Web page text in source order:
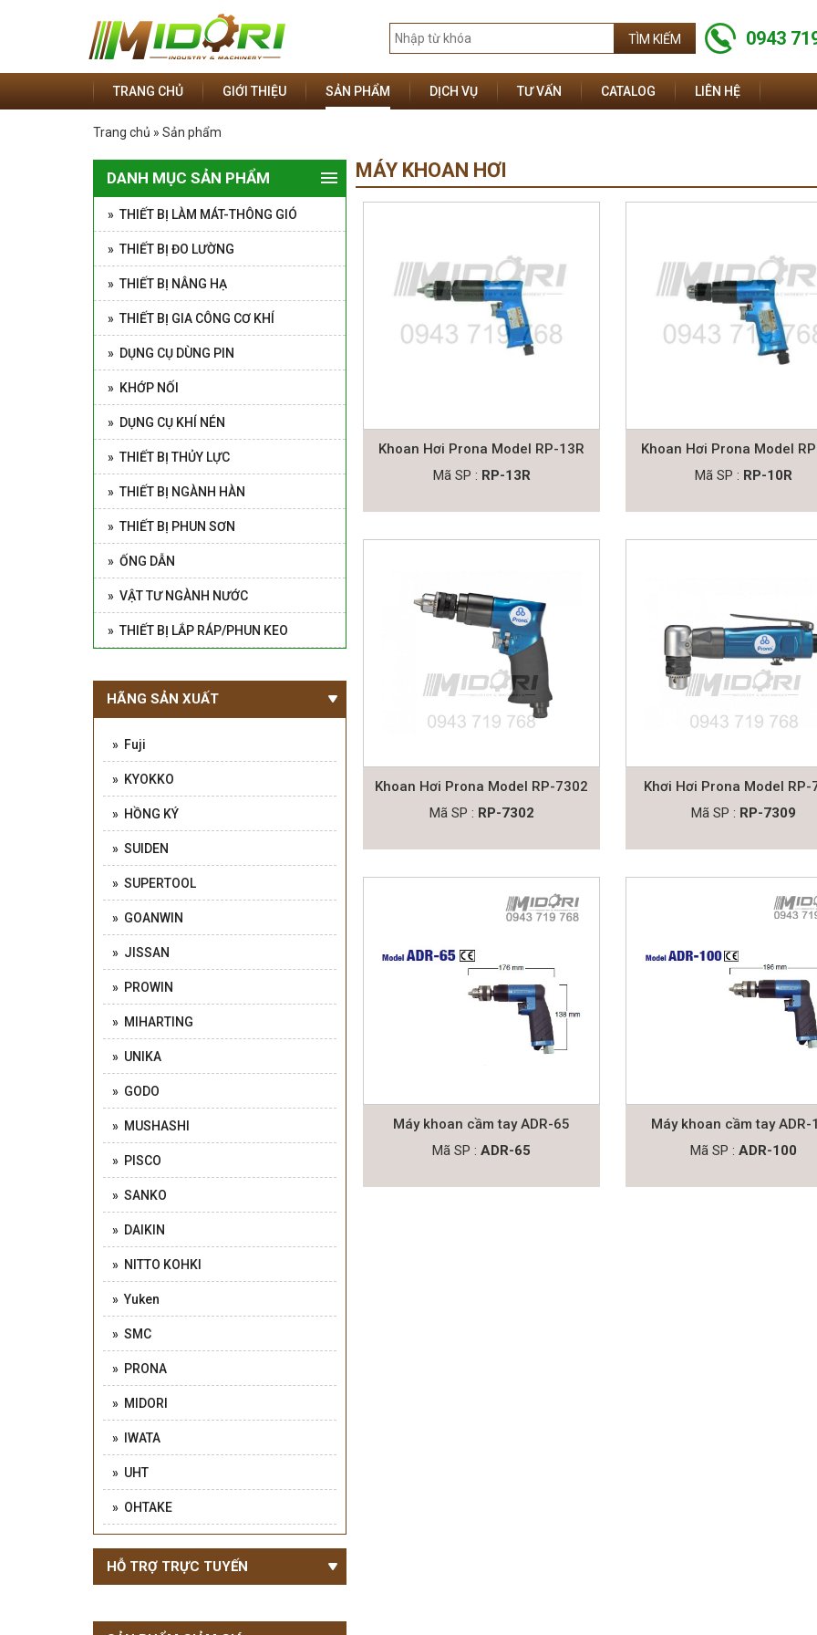
0943
TRANG CHỦ GIỚI THIỆU SẢN PHẨM DỊCH VỤ TƯ VẤN CATALOG LIÊN HỆ
Trang chủ » Sản phẩm
DANH MỤC SẢN PHẨM
» THIẾT BỊ LÀM MÁT-THÔNG GIÓ
» THIẾT BỊ ĐO LƯỜNG
» THIẾT BỊ NÂNG HẠ
» THIẾT BỊ GIA CÔNG CƠ KHÍ
» DỤNG CỤ DÙNG PIN
» KHỚP NỐI
» DỤNG CỤ KHÍ NÉN
» THIẾT BỊ THỦY LỰC
» THIẾT BỊ NGÀNH HÀN
» THIẾT BỊ PHUN SƠN
» ỐNG DẪN
» VẬT TƯ NGÀNH NƯỚC
» THIẾT BỊ LẮP RÁP/PHUN KEO
HÃNG SẢN XUẤT
» Fuji
» KYOKKO
» HỒNG KÝ
» SUIDEN
» SUPERTOOL
» GOANWIN
» JISSAN
» PROWIN
» MIHARTING
» UNIKA
» GODO
» MUSHASHI
» PISCO
» SANKO
» DAIKIN
» NITTO KOHKI
» Yuken
» SMC
» PRONA
» MIDORI
» IWATA
» UHT
» OHTAKE
HỖ TRỢ TRỰC TUYẾN
MÁY KHOAN HƠI
Khoan Hơi Prona Model RP-13R
Mã SP : RP-13R
Khoan Hơi Prona Model
Mã SP : RP-10R
Khoan Hơi Prona Model RP-7302
Mã SP : RP-7302
Khơi Hơi Prona Model RP-
Mã SP : RP-7309
Máy khoan cầm tay ADR-65
Mã SP :ADR-65
Máy khoan cầm tay ADR-
Mã SP :ADR-100